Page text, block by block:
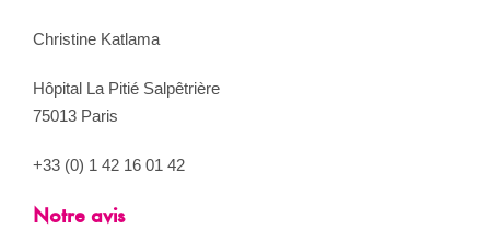
Christine Katlama
Hôpital La Pitié Salpêtrière
75013 Paris
+33 (0) 1 42 16 01 42
Notre avis